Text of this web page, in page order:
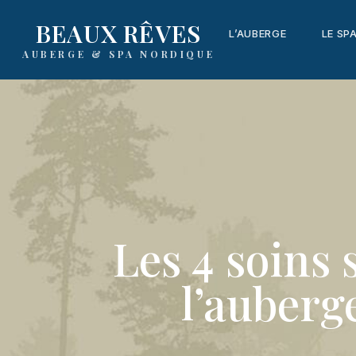
BEAUX RÊVES
AUBERGE & SPA NORDIQUE
L’AUBERGE LE
Les 4 soins